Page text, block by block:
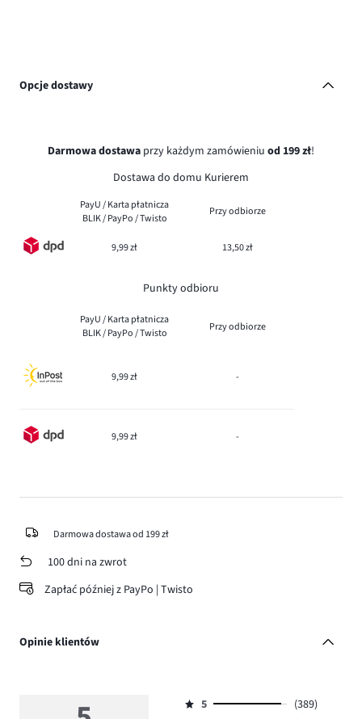
Opcje dostawy
Darmowa dostawa przy każdym zamówieniu od 199 zł!
Dostawa do domu Kurierem
PayU / Karta płatnicza
BLIK / PayPo / Twisto
Przy odbiorze
9,99 zł 13,50 zł
Punkty odbioru
PayU / Karta płatnicza
BLIK / PayPo / Twisto
Przy odbiorze
9,99 zł -
9,99 zł -
Darmowa dostawa od 199 zł
100 dni na zwrot
Zapłać później z PayPo | Twisto
Opinie klientów
Ocena
5
(389)